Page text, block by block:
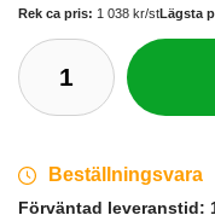
Rek ca pris: 1 038 kr/stLägsta
Beställningsvara
Förväntad leveranstid: